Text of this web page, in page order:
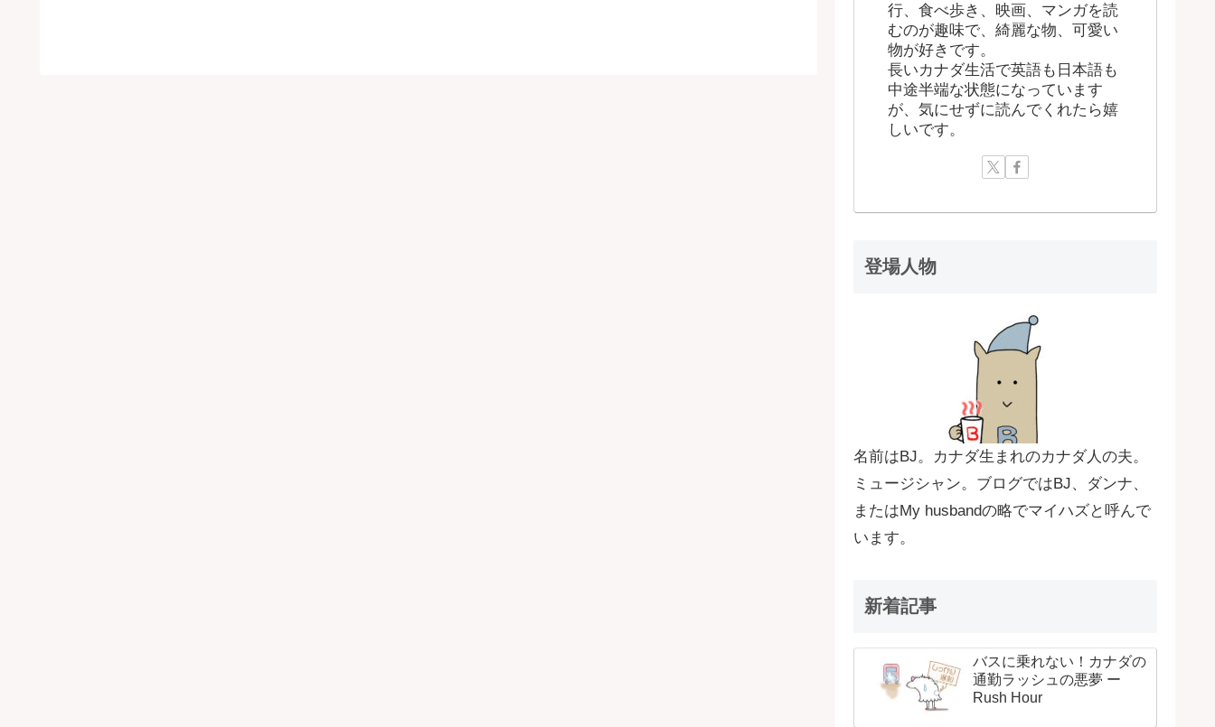
行、食べ歩き、映画、マンガを読
むのが趣味で、綺麗な物、可愛い
物が好きです。
長いカナダ生活で英語も日本語も
中途半端な状態になっています
が、気にせずに読んでくれたら嬉
しいです。
登場人物
名前はBJ。カナダ生まれのカナダ人の夫。
ミュージシャン。ブログではBJ、ダンナ、
またはMy husbandの略でマイハズと呼んで
います。
新着記事
バスに乗れない！カナダの
通勤ラッシュの悪夢 ー
Rush Hour